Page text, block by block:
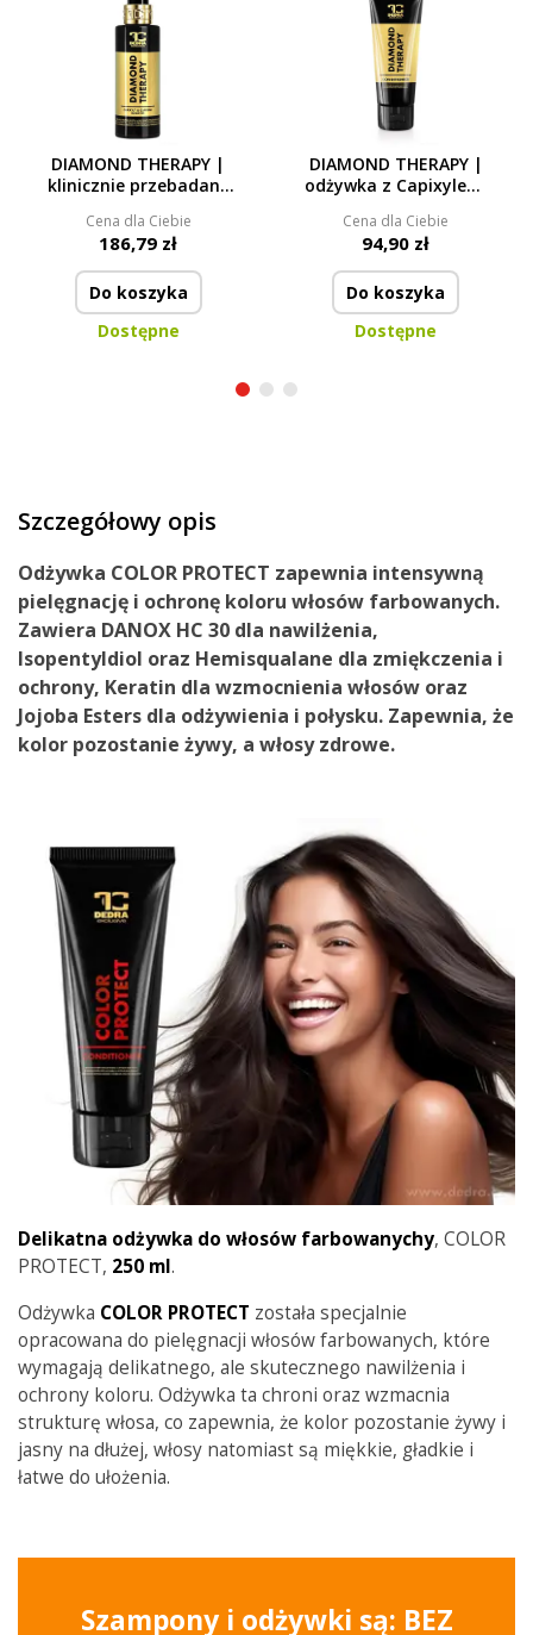
DIAMOND THERAPY |
klinicznie przebadane
CAPIXYL® i 2% kofeiną |
dla wzrostu włosów &
ograniczenia
wypadania
Cena dla Ciebie
186,79 zł
Do koszyka
Dostępne
DIAMOND THERAPY |
odżywka z Capixylem,
Betainą | dla wzrostu
włosów & jedwabistej
miękkości
Cena dla Ciebie
94,90 zł
Do koszyka
Dostępne
Szczegółowy opis
Odżywka COLOR PROTECT zapewnia intensywną
pielęgnację i ochronę koloru włosów farbowanych.
Zawiera DANOX HC 30 dla nawilżenia,
Isopentyldiol oraz Hemisqualane dla zmiękczenia i
ochrony, Keratin dla wzmocnienia włosów oraz
Jojoba Esters dla odżywienia i połysku. Zapewnia, że
kolor pozostanie żywy, a włosy zdrowe.
Delikatna odżywka do włosów farbowanychy, COLOR
PROTECT, 250 ml.
Odżywka COLOR PROTECT została specjalnie
opracowana do pielęgnacji włosów farbowanych, które
wymagają delikatnego, ale skutecznego nawilżenia i
ochrony koloru. Odżywka ta chroni oraz wzmacnia
strukturę włosa, co zapewnia, że kolor pozostanie żywy i
jasny na dłużej, włosy natomiast są miękkie, gładkie i
łatwe do ułożenia.
Szampony i odżywki są: BEZ